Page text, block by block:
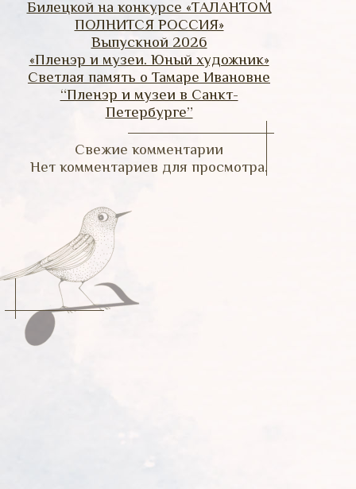
Билецкой на конкурсе «ТАЛАНТОМ
ПОЛНИТСЯ РОССИЯ»
Выпускной 2026
«Пленэр и музеи. Юный художник»
Светлая память о Тамаре Ивановне
“Пленэр и музеи в Санкт-
Петербурге”
Свежие комментарии
Нет комментариев для просмотра.